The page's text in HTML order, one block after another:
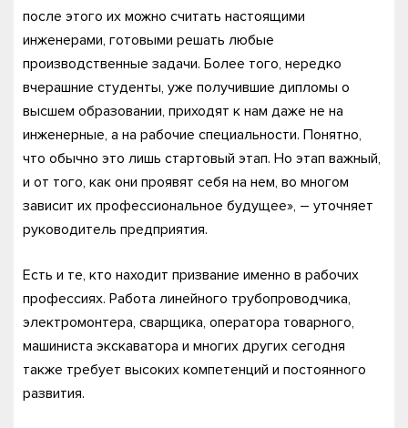
после этого их можно считать настоящими
инженерами, готовыми решать любые
производственные задачи. Более того, нередко
вчерашние студенты, уже получившие дипломы о
высшем образовании, приходят к нам даже не на
инженерные, а на рабочие специальности. Понятно,
что обычно это лишь стартовый этап. Но этап важный,
и от того, как они проявят себя на нем, во многом
зависит их профессиональное будущее», – уточняет
руководитель предприятия.
Есть и те, кто находит призвание именно в рабочих
профессиях. Работа линейного трубопроводчика,
электромонтера, сварщика, оператора товарного,
машиниста экскаватора и многих других сегодня
также требует высоких компетенций и постоянного
развития.